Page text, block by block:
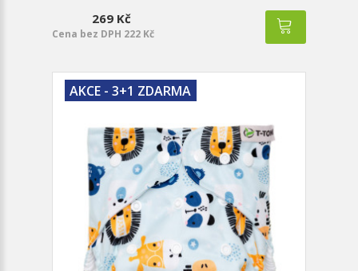
269 Kč
Cena bez DPH 222 Kč
AKCE - 3+1 ZDARMA